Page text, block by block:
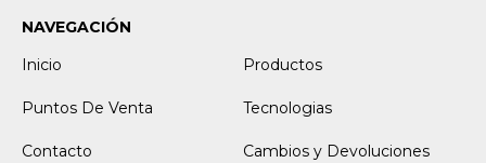
NAVEGACIÓN
Inicio
Productos
Puntos De Venta Tecnologias
Contacto Cambios y Devoluciones